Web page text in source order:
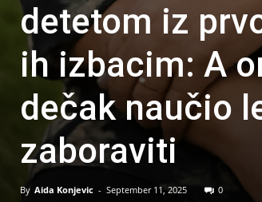
detetom iz
ih izbacim: A
dečak naučio
zaboraviti
By Aida Konjevic - September 11, 2025 0